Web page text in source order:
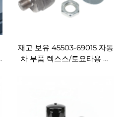
재고 보유 45503-69015 자동
차 부품 렉스스/토요타용 스